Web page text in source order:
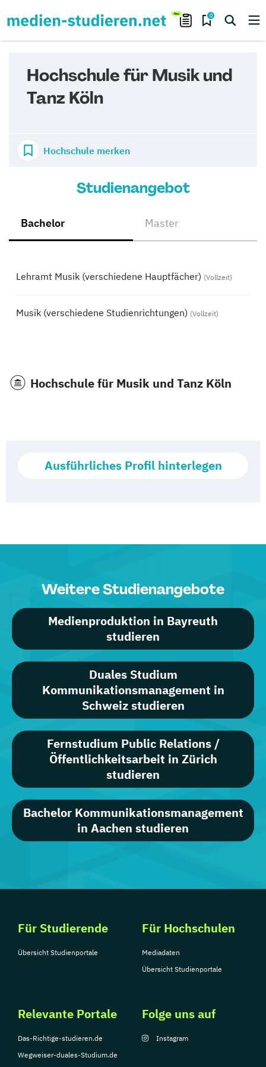
0
Hochschule für Musik und
Tanz Köln
Hochschule merken
Studienangebot
Bachelor Master
Lehramt Musik (verschiedene Hauptfächer) (Vollzeit)
Musik (verschiedene Studienrichtungen) (Vollzeit)
Hochschule für Musik und Tanz Köln
Ausführliches Profil hinterlegen
Weitere Studienangebote
Medienproduktion in Bayreuth
studieren
Duales Studium
Kommunikationsmanagement in
Schweiz studieren
Fernstudium Public Relations /
Öffentlichkeitsarbeit in Zürich
studieren
Bachelor Kommunikationsmanagement
in Aachen studieren
Für Studierende
Übersicht Studienportale
Für Hochschulen
Mediadaten
Übersicht Studienportale
Relevante Portale
Das-Richtige-studieren.de
Wegweiser-duales-Studium.de
Folge uns auf
Instagram